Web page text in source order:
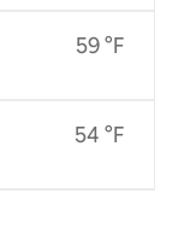
59 °F
54 °F